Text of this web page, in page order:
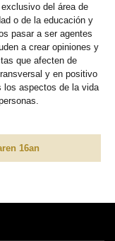
del área de
o de la educación y
pasar a ser agentes
a crear opiniones y
que afecten de
y en positivo
los aspectos de la vida
16an